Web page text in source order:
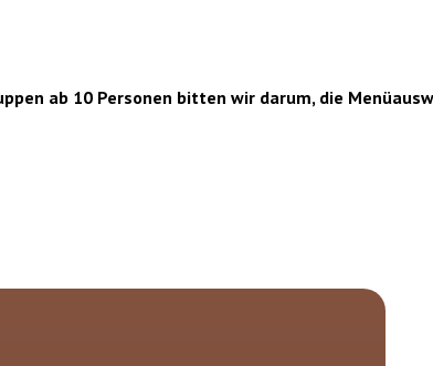
ab 10 Personen bitten wir darum, die